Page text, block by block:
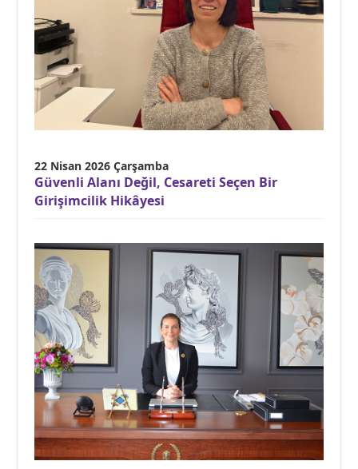
22 Nisan 2026 Çarşamba
Güvenli Alanı Değil, Cesareti Seçen Bir
Girişimcilik Hikâyesi